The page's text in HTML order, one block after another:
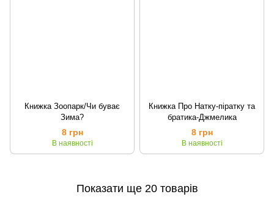
Книжка Зоопарк/Чи буває
Зима?
8 грн
В наявності
Книжка Про Натку-піратку та
братика-Джмелика
8 грн
В наявності
Показати ще 20 товарів